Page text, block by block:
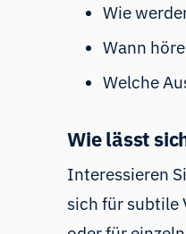
Wie
Wann
Welche
Wie lässt
Interessieren
sich für subtile